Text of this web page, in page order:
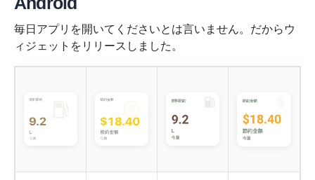
毎日アプリを開いてくださいとは言いません。だからウ
ィジェットをリリースしました。